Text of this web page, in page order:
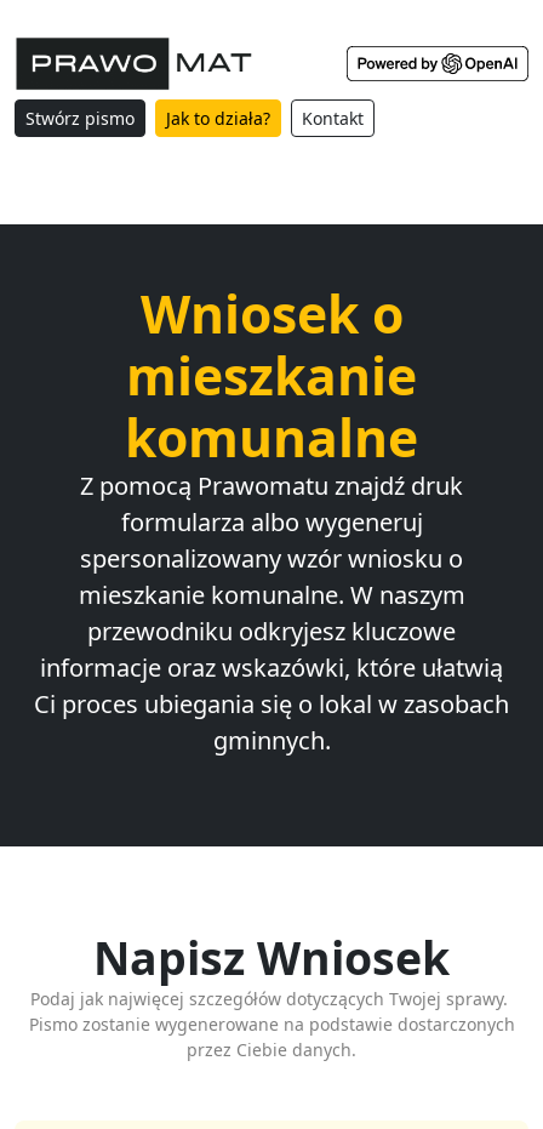
Stwórz pismo Jak to działa? Kontakt
Wniosek o
mieszkanie
komunalne
Z pomocą Prawomatu znajdź druk
formularza albo wygeneruj
spersonalizowany wzór wniosku o
mieszkanie komunalne. W naszym
przewodniku odkryjesz kluczowe
informacje oraz wskazówki, które ułatwią
Ci proces ubiegania się o lokal w zasobach
gminnych.
Napisz Wniosek
Podaj jak najwięcej szczegółów dotyczących Twojej sprawy.
Pismo zostanie wygenerowane na podstawie dostarczonych
przez Ciebie danych.